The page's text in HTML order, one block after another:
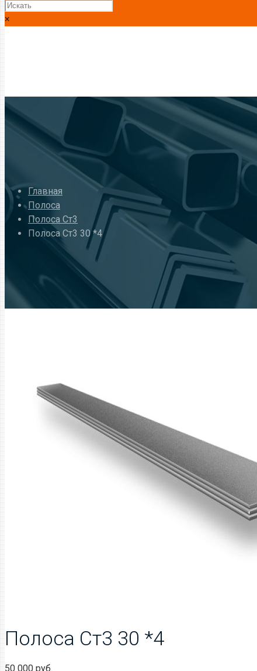
×
Главная
Полоса
Полоса Ст3
Полоса Ст3 30 *4
Полоса Ст3 30 *4
50 000 руб.